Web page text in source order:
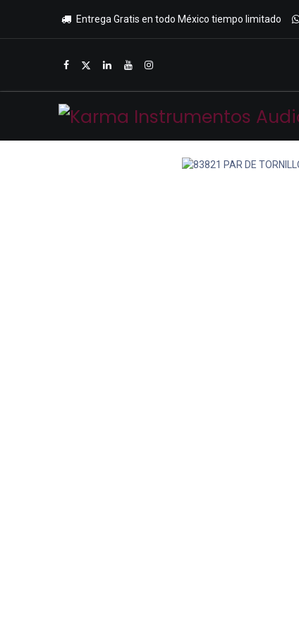
Entrega Gratis en todo México tiempo limitado
Inicio Tienda Promociones